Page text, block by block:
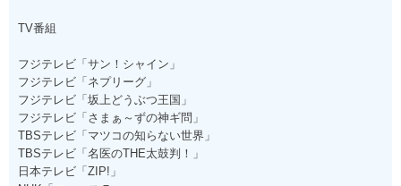
TV番組
フジテレビ「サン！シャイン」
フジテレビ「ネプリーグ」
フジテレビ「坂上どうぶつ王国」
フジテレビ「さまぁ～ずの神ギ問」
TBSテレビ「マツコの知らない世界」
TBSテレビ「名医のTHE太鼓判！」
日本テレビ「ZIP!」